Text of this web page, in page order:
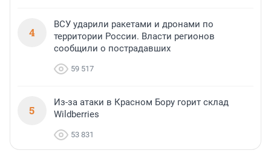
4
ВСУ ударили ракетами и дронами по
территории России. Власти регионов
сообщили о пострадавших
59 517
5
Из-за атаки в Красном Бору горит склад
Wildberries
53 831